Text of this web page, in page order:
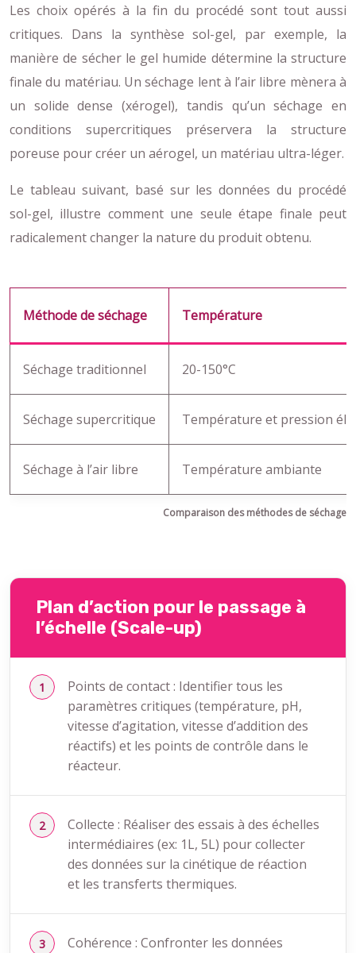
Les choix opérés à la fin du procédé sont tout aussi
critiques. Dans la synthèse sol-gel, par exemple, la
manière de sécher le gel humide détermine la structure
finale du matériau. Un séchage lent à l’air libre mènera à
un solide dense (xérogel), tandis qu’un séchage en
conditions supercritiques préservera la structure
poreuse pour créer un aérogel, un matériau ultra-léger.
Le tableau suivant, basé sur les données du procédé
sol-gel, illustre comment une seule étape finale peut
radicalement changer la nature du produit obtenu.
Comparaison des méthodes de séchage
Méthode de séchage Température
Séchage traditionnel 20-150°C
Séchage supercritique Température et pression
Séchage à l’air libre Température ambiante
Plan d’action pour le passage à
l’échelle (Scale-up)
Points de contact : Identifier tous les
paramètres critiques (température, pH,
vitesse d’agitation, vitesse d’addition des
réactifs) et les points de contrôle dans le
réacteur.
Collecte : Réaliser des essais à des échelles
intermédiaires (ex: 1L, 5L) pour collecter
des données sur la cinétique de réaction
et les transferts thermiques.
Cohérence : Confronter les données